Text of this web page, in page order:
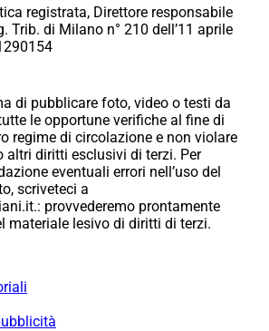
registrata, Direttore responsabile
Trib. di Milano n° 210 dell’11 aprile
di pubblicare foto, video o testi da
le opportune verifiche al fine di
regime di circolazione e non violare
altri diritti esclusivi di terzi. Per
eventuali errori nell’uso del
scriveteci a
provvederemo prontamente
materiale lesivo di diritti di terzi.